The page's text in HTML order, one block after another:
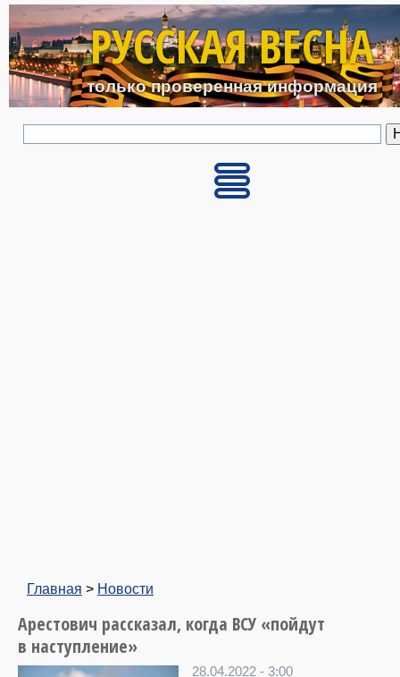
Перейти к основному
РУССКАЯ ВЕСНА
только проверенная информация
Главная > Новости
Арестович рассказал, когда ВСУ «пойдут
в наступление»
28.04.2022 - 3:00